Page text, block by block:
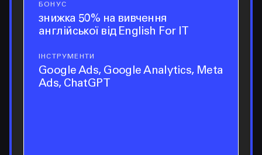
бонус
БОНУС
знижка 50% на вивчення
англійської від English For IT
інструменти
ІНСТРУМЕНТИ
Google Ads, Google Analytics, Meta
Ads, ChatGPT